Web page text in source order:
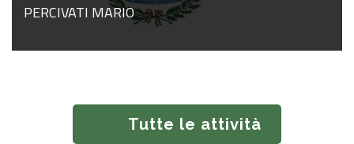
PERCIVATI MARIO
Tutte le attività